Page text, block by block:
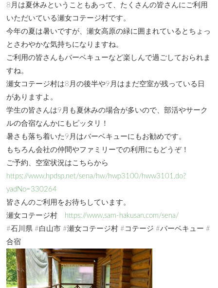
8月は夏休みということもあって、たくさんの皆さんにご利用
いただいている瀬女コテージ村です。
今年の夏は暑いですが、瀬女高原の緑に囲まれているとちょっ
とさわやかな気持ちになりますね。
ご利用の皆さんもバーベキューなど楽しんで過ごしておられま
すね。
瀬女コテージ村は8月の後半や9月はまだ空室が残っている日
がありますよ。
学生の皆さんは9月も夏休みの場合が多いので、部活やサーク
ルの合宿なんかにもピッタリ！
暑さも落ち着いた9月はバーベキューにもお勧めです。
もちろん会社の仲間やファミリーでの利用にもどうぞ！
ご予約、空室状況はこちらから
https://www.hpdsp.net/sena/hw/hwp3100/hww3101.do?
yadNo=330264
皆さんのご利用をお待ちしています。
瀬女コテージ村 https://www.sam-hakusan.com/sena/
#石川県 #白山市 #瀬女コテージ村 #コテージ #バーベキュー #
合宿